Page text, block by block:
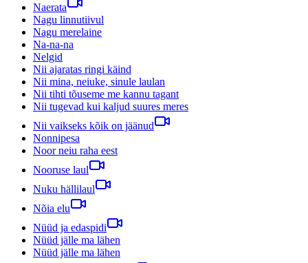
Naerata
Nagu linnutiivul
Nagu merelaine
Na-na-na
Nelgid
Nii ajaratas ringi käind
Nii mina, neiuke, sinule laulan
Nii tihti tõuseme me kannu tagant
Nii tugevad kui kaljud suures meres
Nii vaikseks kõik on jäänud
Nonnipesa
Noor neiu raha eest
Nooruse laul
Nuku hällilaul
Nõia elu
Nüüd ja edaspidi
Nüüd jälle ma lähen
Nüüd jälle ma lähen